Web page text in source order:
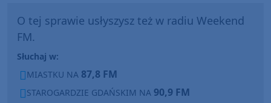
O tej sprawie usłyszysz też w radiu Weekend
FM.
Słuchaj w:
MIASTKU NA 87,8 FM
STAROGARDZIE GDAŃSKIM NA 90,9 FM